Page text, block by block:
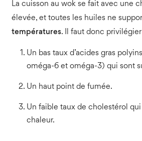
La cuisson au wok se fait avec une
élevée, et toutes les huiles ne
températures. Il faut donc
Un bas taux d’acides gras
oméga-6 et oméga-3) qui sont
Un haut point de fumée.
Un faible taux de cholestérol
chaleur.